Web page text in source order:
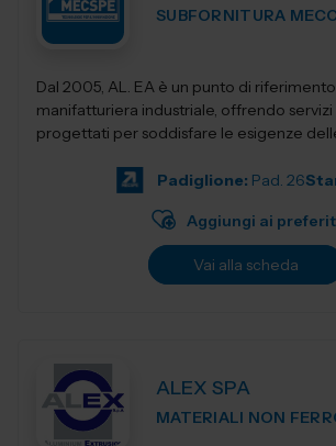
SUBFORNITURA
Dal 2005, AL. EA è un punto di
manifatturiera industriale, offrendo
progettati per soddisfare le esigenze
Padiglione: Pad. 26
Aggiungi ai
Vai alla scheda
ALEX SPA
MATERIALI NON